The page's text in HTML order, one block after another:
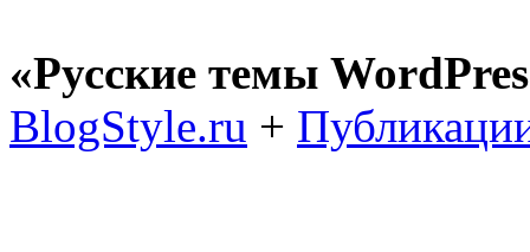
«Русские темы
BlogStyle.ru +